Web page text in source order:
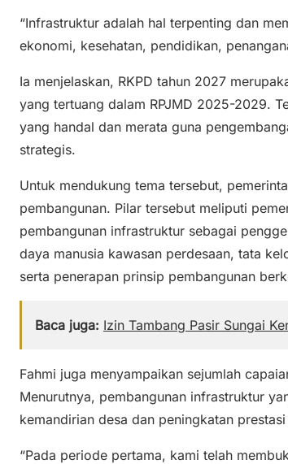
“Infrastruktur adalah hal terpenting dan
ekonomi, kesehatan, pendidikan,
Ia menjelaskan, RKPD tahun 2027
yang tertuang dalam RPJMD 2025-2029.
yang handal dan merata guna
strategis.
Untuk mendukung tema tersebut,
pembangunan. Pilar tersebut meliputi
pembangunan infrastruktur sebagai
daya manusia kawasan perdesaan, tata
serta penerapan prinsip pembangunan
Baca juga: Izin Tambang Pasir Sungai
Fahmi juga menyampaikan sejumlah
Menurutnya, pembangunan infrastruktur
kemandirian desa dan peningkatan
“Pada periode pertama, kami telah